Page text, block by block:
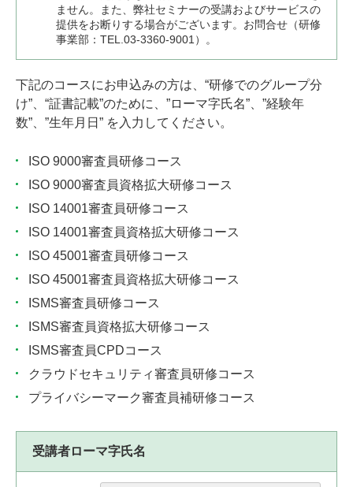
ません。また、弊社セミナーの受講およびサービスの
提供をお断りする場合がございます。お問合せ（研修
事業部：TEL.03-3360-9001）。
下記のコースにお申込みの方は、“研修でのグループ分
け”、“証書記載”のために、”ローマ字氏名”、”経験年
数”、”生年月日” を入力してください。
ISO 9000審査員研修コース
ISO 9000審査員資格拡大研修コース
ISO 14001審査員研修コース
ISO 14001審査員資格拡大研修コース
ISO 45001審査員研修コース
ISO 45001審査員資格拡大研修コース
ISMS審査員研修コース
ISMS審査員資格拡大研修コース
ISMS審査員CPDコース
クラウドセキュリティ審査員研修コース
プライバシーマーク審査員補研修コース
受講者ローマ字氏名